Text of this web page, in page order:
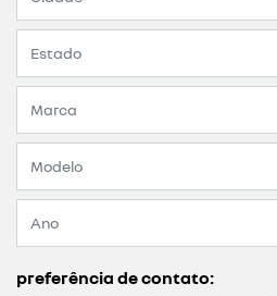
preferência de contato: